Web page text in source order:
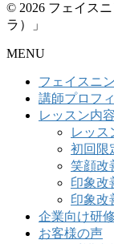
© 2026 フェイス
ラ）」
MENU
フェイスニ
講師プロフ
レッスン内容
レッス
初回限
笑顔改
印象改
印象改
企業向け研修
お客様の声